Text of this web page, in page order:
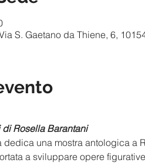
S. Gaetano da Thiene, 6,
Rosella Barantani
dedica una mostra antologica
a sviluppare opere